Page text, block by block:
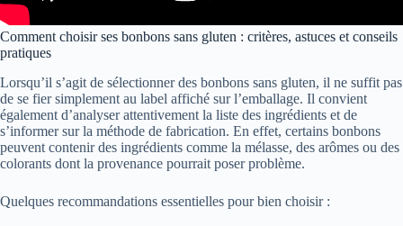
Comment choisir ses bonbons sans gluten : critères, astuces et conseils
pratiques
Lorsqu’il s’agit de sélectionner des bonbons sans gluten, il ne suffit pas
de se fier simplement au label affiché sur l’emballage. Il convient
également d’analyser attentivement la liste des ingrédients et de
s’informer sur la méthode de fabrication. En effet, certains bonbons
peuvent contenir des ingrédients comme la mélasse, des arômes ou des
colorants dont la provenance pourrait poser problème.
Quelques recommandations essentielles pour bien choisir :